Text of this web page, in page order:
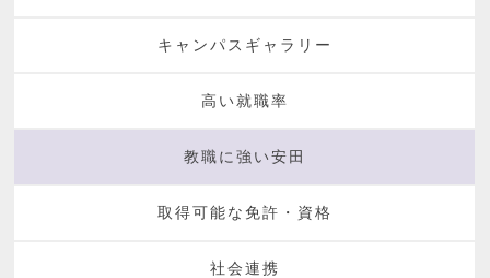
キャンパスギャラリー
高い就職率
教職に強い安田
取得可能な免許・資格
社会連携